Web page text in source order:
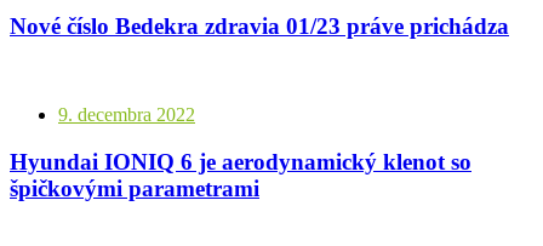
Nové číslo Bedekra zdravia 01/23 práve prichádza
9. decembra 2022
Hyundai IONIQ 6 je aerodynamický klenot so
špičkovými parametrami